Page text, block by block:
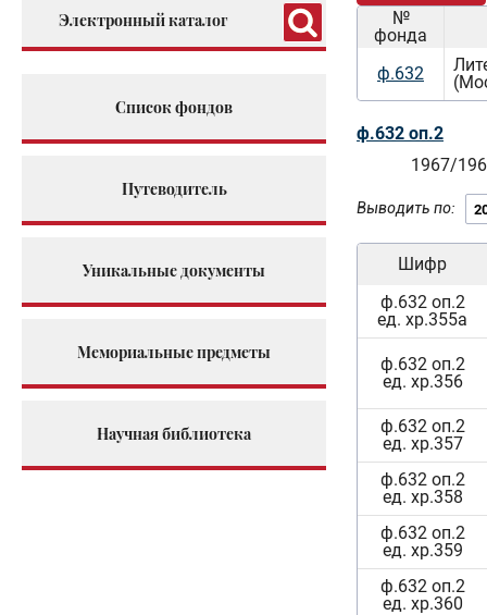
Электронный каталог
Список фондов
Путеводитель
Уникальные документы
Мемориальные предметы
Научная библиотека
№
фонда
ф.632
ф.632 оп.2
1967/
Выводить по:
Шифр
ф.632 оп.2
ед. хр.355а
ф.632 оп.2
ед. хр.356
ф.632 оп.2
ед. хр.357
ф.632 оп.2
ед. хр.358
ф.632 оп.2
ед. хр.359
ф.632 оп.2
ед. хр.360